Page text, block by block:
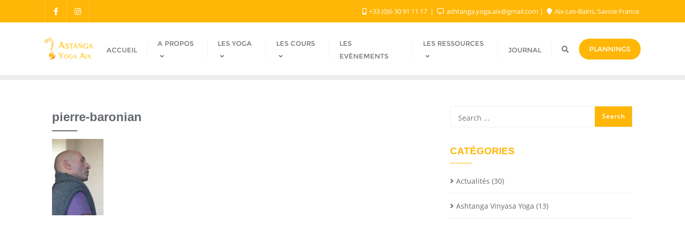
+33 (0)6 30 91 11 17 ashtanga.yoga.aix@gmail.com​ Aix-Les-Bains, Savoie France
ACCUEIL
A PROPOS LES YOGA LES COURS
LES
EVÈNEMENTS
LES RESSOURCES
JOURNAL PLANNINGS
pierre-baronian
CATÉGORIES
Actualités (30)
Ashtanga Vinyasa Yoga (13)